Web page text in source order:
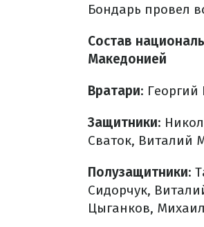
Бондарь провел
Состав
Македонией
Вратари:
Защитники:
Сваток, Виталий
Полузащитники:
Сидорчук,
Цыганков,